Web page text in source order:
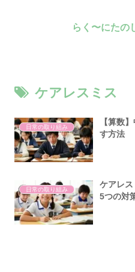
らく〜にたの
ケアレスミス
日常の取り組み
【算数
す方法
日常の取り組み
ケアレ
5つの対